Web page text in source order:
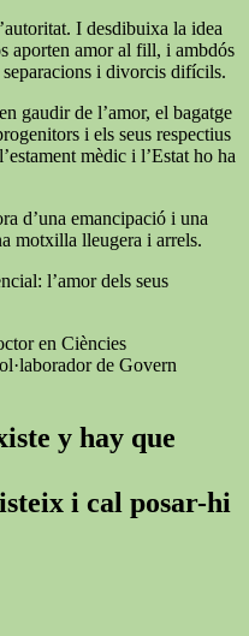
I desdibuixa la idea
aporten amor al fill, i ambdós
separacions i divorcis difícils.
gaudir de l’amor, el bagatge
i els seus respectius
mèdic i l’Estat ho ha
d’una emancipació i una
motxilla lleugera i arrels.
l’amor dels seus
en Ciències
de Govern
y hay que
i cal posar-hi